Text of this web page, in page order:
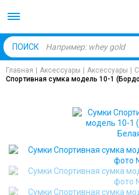
ПОИСК
Главная Аксессуары Аксессуары
Спортивная сумка модель 10-1